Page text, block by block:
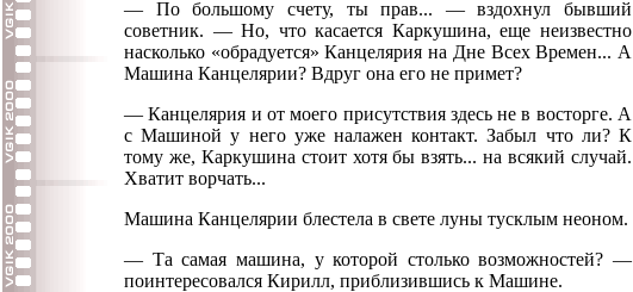
— По большому счету, ты прав... — вздохнул бывший
советник. — Но, что касается Каркушина, еще неизвестно
насколько «обрадуется» Канцелярия на Дне Всех Времен... А
Машина Канцелярии? Вдруг она его не примет?
— Канцелярия и от моего присутствия здесь не в восторге. А
с Машиной у него уже налажен контакт. Забыл что ли? К
тому же, Каркушина стоит хотя бы взять... на всякий случай.
Хватит ворчать...
Машина Канцелярии блестела в свете луны тусклым неоном.
— Та самая машина, у которой столько возможностей? —
поинтересовался Кирилл, приблизившись к Машине.